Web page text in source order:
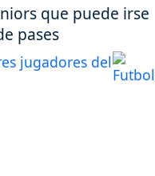
que puede irse
pases